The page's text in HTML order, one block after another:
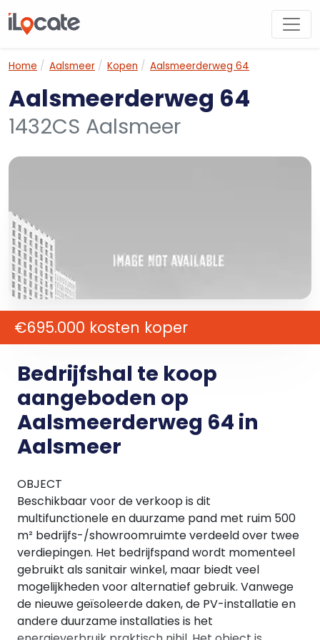
Home Aalsmeer Kopen Aalsmeerderweg 64
Aalsmeerderweg 64
1432CS Aalsmeer
€695.000 kosten koper
Bedrijfshal te koop
aangeboden op
Aalsmeerderweg 64 in
Aalsmeer
OBJECT
Beschikbaar voor de verkoop is dit
multifunctionele en duurzame pand met ruim 500
m² bedrijfs-/showroomruimte verdeeld over twee
verdiepingen. Het bedrijfspand wordt momenteel
gebruikt als sanitair winkel, maar biedt veel
mogelijkheden voor alternatief gebruik. Vanwege
de nieuwe geïsoleerde daken, de PV-installatie en
andere duurzame installaties is het